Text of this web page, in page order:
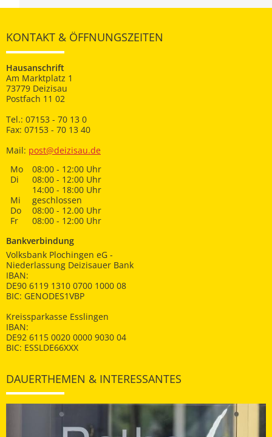
KONTAKT & ÖFFNUNGSZEITEN
Hausanschrift
Am Marktplatz 1
73779 Deizisau
Postfach 11 02
Tel.: 07153 - 70 13 0
Fax: 07153 - 70 13 40
Mail: post@deizisau.de
Mo
08:00 - 12:00 Uhr
Di
08:00 - 12:00 Uhr
14:00 - 18:00 Uhr
Mi
geschlossen
Do
08:00 - 12.00 Uhr
Fr
08:00 - 12:00 Uhr
Bankverbindung
Volksbank Plochingen eG -
Niederlassung Deizisauer Bank
IBAN:
DE90 6119 1310 0700 1000 08
BIC: GENODES1VBP
Kreissparkasse Esslingen
IBAN:
DE92 6115 0020 0000 9030 04
BIC: ESSLDE66XXX
DAUERTHEMEN & INTERESSANTES